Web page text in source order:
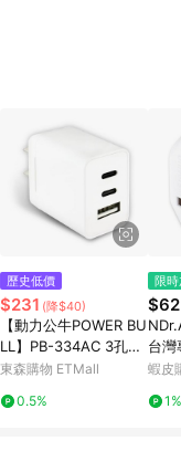
子書，請詳閱
才享有 LINE
。 (4) 如
等其他網頁、或
成追蹤中斷而
規格、顏色、價
頁標示為準。
，逾期訂單將
改條款與法律
。
歷史低價
$231 (降$40)
【動力公牛POWER BU
LL】PB-334AC 3孔3.
4A 智能17W 充電器(國
東森購物 ETMall
0.5%
限
$62
台灣
蝦皮
1%